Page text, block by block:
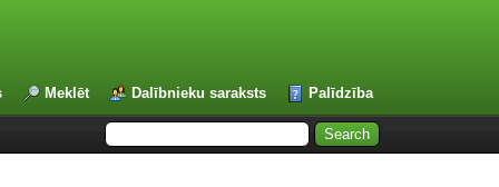
Meklēt Dalībnieku saraksts Palīdzība